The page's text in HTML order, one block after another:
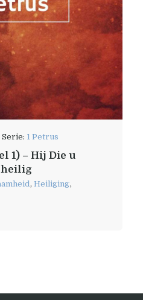
Serie: 1 Petrus
1) – Hij Die u
heilig
, Heiliging,